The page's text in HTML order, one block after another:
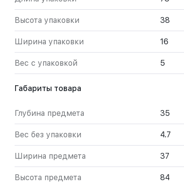
Высота упаковки 38
Ширина упаковки 16
Вес с упаковкой 5
Габариты товара
Глубина предмета 35
Вес без упаковки 4.7
Ширина предмета 37
Высота предмета 84